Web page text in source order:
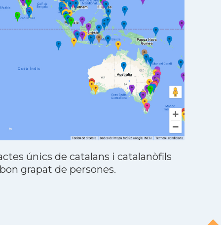
únics de catalans i catalanòfils
grapat de persones.